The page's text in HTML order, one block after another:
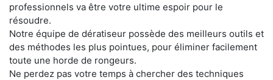
professionnels va être votre ultime espoir pour le
résoudre.
Notre équipe de dératiseur possède des meilleurs outils et
des méthodes les plus pointues, pour éliminer facilement
toute une horde de rongeurs.
Ne perdez pas votre temps à chercher des techniques